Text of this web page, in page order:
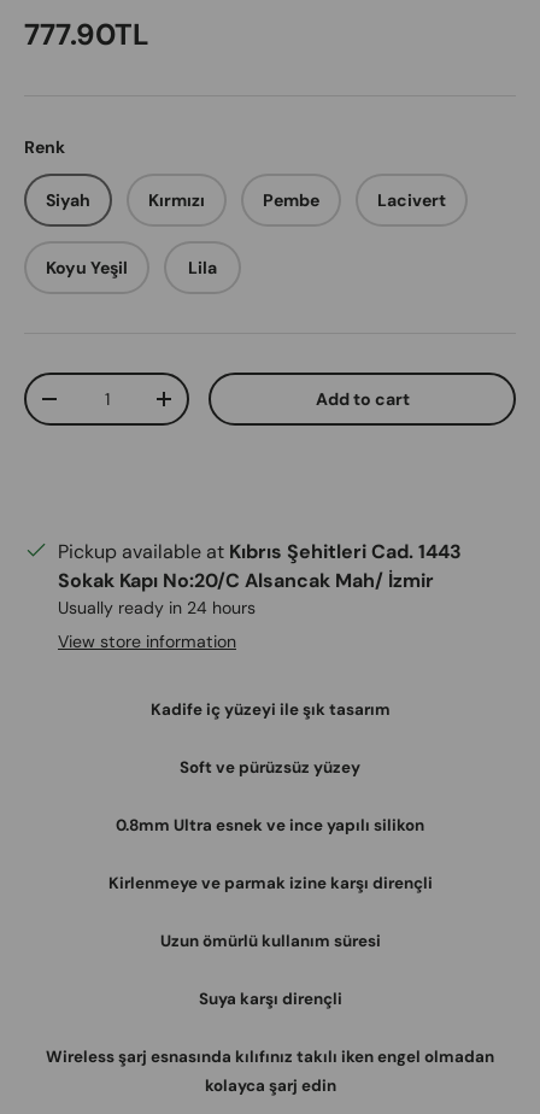
Regular price
777.90TL
Renk
Siyah Kırmızı Pembe Lacivert
Koyu Yeşil Lila
Qty
Decrease quantityIncrease quantity Add to cart
Pickup available at Kıbrıs Şehitleri Cad. 1443
Sokak Kapı No:20/C Alsancak Mah/ İzmir
Usually ready in 24 hours
View store information
Kadife iç yüzeyi ile şık tasarım
Soft ve pürüzsüz yüzey
0.8mm Ultra esnek ve ince yapılı silikon
Kirlenmeye ve parmak izine karşı dirençli
Uzun ömürlü kullanım süresi
Suya karşı dirençli
Wireless şarj esnasında kılıfınız takılı iken engel olmadan
kolayca şarj edin